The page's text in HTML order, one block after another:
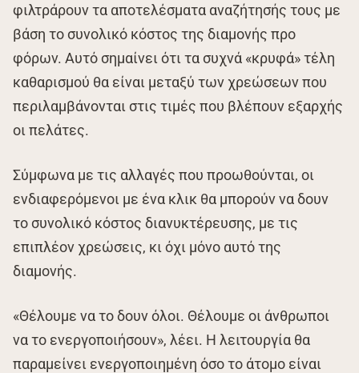
φιλτράρουν τα αποτελέσματα αναζήτησής τους με
βάση το συνολικό κόστος της διαμονής προ
φόρων. Αυτό σημαίνει ότι τα συχνά «κρυφά» τέλη
καθαρισμού θα είναι μεταξύ των χρεώσεων που
περιλαμβάνονται στις τιμές που βλέπουν εξαρχής
οι πελάτες.
Σύμφωνα με τις αλλαγές που προωθούνται, οι
ενδιαφερόμενοι με ένα κλικ θα μπορούν να δουν
το συνολικό κόστος διανυκτέρευσης, με τις
επιπλέον χρεώσεις, κι όχι μόνο αυτό της
διαμονής.
«Θέλουμε να το δουν όλοι. Θέλουμε οι άνθρωποι
να το ενεργοποιήσουν», λέει. Η λειτουργία θα
παραμείνει ενεργοποιημένη όσο το άτομο είναι